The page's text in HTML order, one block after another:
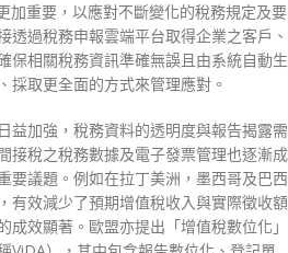
加重要，以應對不斷變化的稅務規定及要
透過稅務申報雲端平台取得企業之客戶、
保相關稅務資訊準確無誤且由系統自動生
採取更全面的方式來管理應對。
益加強，稅務資料的透明度與報告揭露需
接稅之稅務數據及電子發票管理也逐漸成
要議題。例如在拉丁美洲，墨西哥及巴西
有效減少了預期增值稅收入與實際徵收額
成效顯著。歐盟亦提出「增值稅數位化」